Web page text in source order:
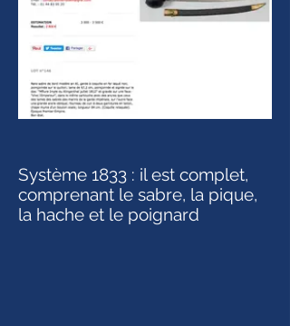
Système 1833 : il est complet,
comprenant le sabre, la pique,
la hache et le poignard